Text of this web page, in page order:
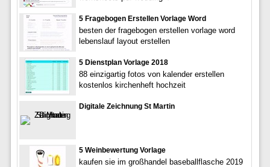
5 Fragebogen Erstellen Vorlage Word
besten der fragebogen erstellen vorlage word
lebenslauf layout erstellen
5 Dienstplan Vorlage 2018
88 einzigartig fotos von kalender erstellen
kostenlos kirchenheft hochzeit
Digitale Zeichnung St Martin
5 Weinbewertung Vorlage
kaufen sie im großhandel baseballflasche 2019